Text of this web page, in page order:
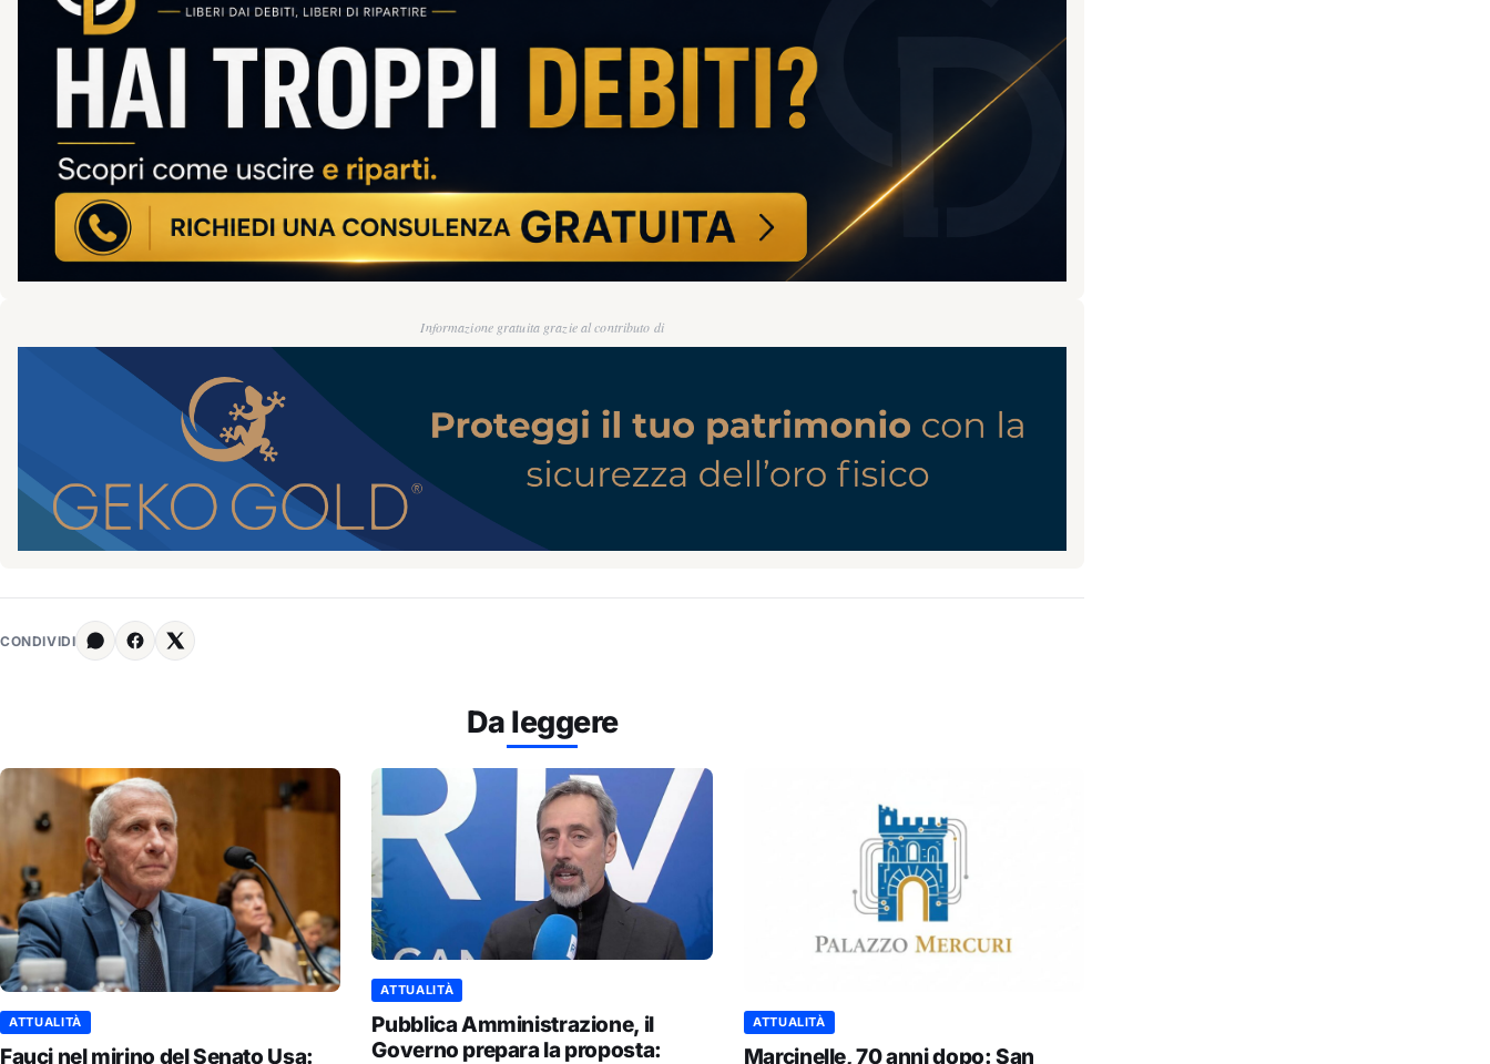
Informazione gratuita grazie al contributo di
CONDIVIDI
Da leggere
ATTUALITÀ
Fauci nel mirino del Senato Usa:
ATTUALITÀ
Pubblica Amministrazione, il
Governo prepara la proposta:
ATTUALITÀ
Marcinelle, 70 anni dopo: San